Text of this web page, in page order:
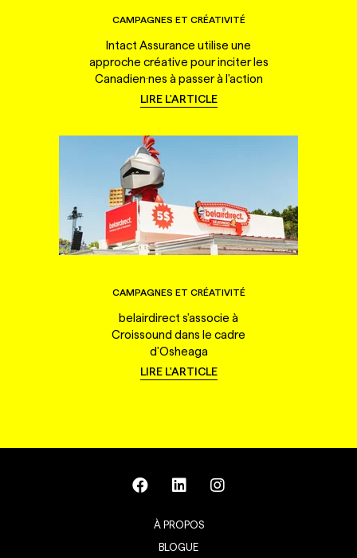
CAMPAGNES ET CRÉATIVITÉ
Intact Assurance utilise une
approche créative pour inciter les
Canadien·nes à passer à l'action
LIRE L'ARTICLE
CAMPAGNES ET CRÉATIVITÉ
belairdirect s'associe à
Croissound dans le cadre
d'Osheaga
LIRE L'ARTICLE
À PROPOS
BLOGUE